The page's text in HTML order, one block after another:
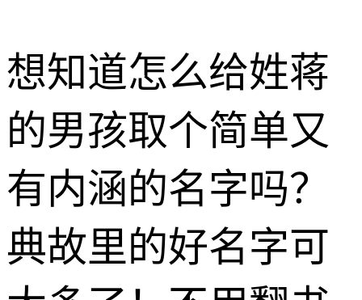
想知道怎么给姓蒋
的男孩取个简单又
有内涵的名字吗？
典故里的好名字可